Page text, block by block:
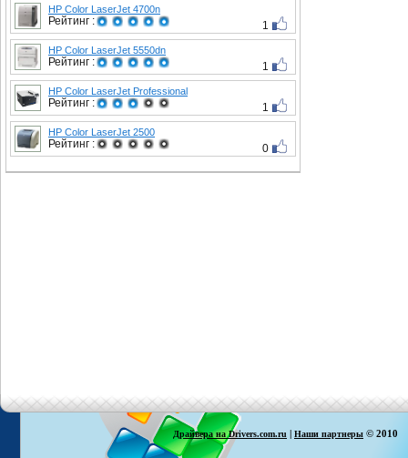
HP Color LaserJet 4700n
Рейтинг : 1
HP Color LaserJet 5550dn
Рейтинг : 1
HP Color LaserJet Professional
Рейтинг : 1
HP Color LaserJet 2500
Рейтинг : 0
Драйвера на Drivers.com.ru | Наши партнеры © 2010